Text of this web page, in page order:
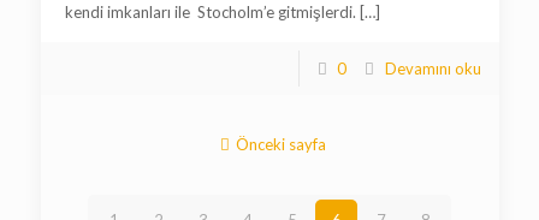
kendi imkanları ile Stocholm’e gitmişlerdi. […]
0 Devamını oku
Önceki sayfa